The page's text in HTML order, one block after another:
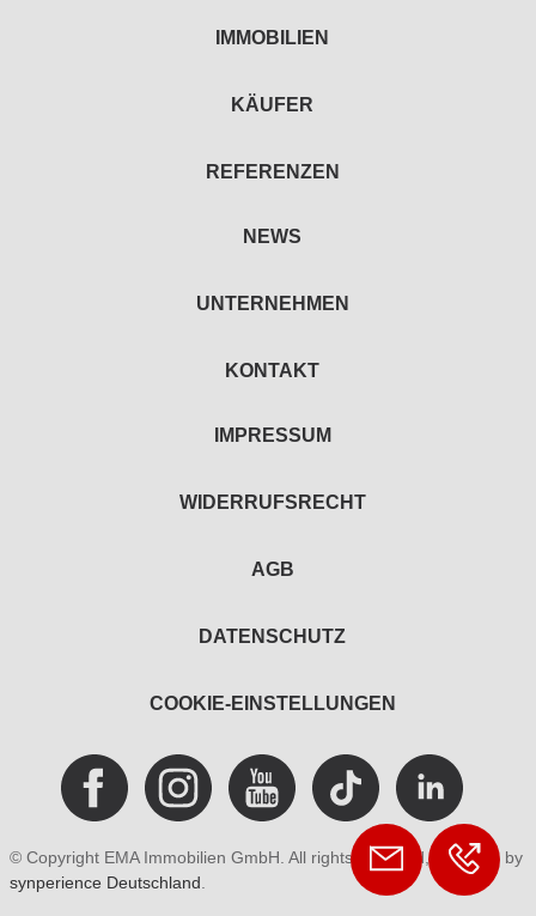
IMMOBILIEN
KÄUFER
REFERENZEN
NEWS
UNTERNEHMEN
KONTAKT
IMPRESSUM
WIDERRUFSRECHT
AGB
DATENSCHUTZ
COOKIE-EINSTELLUNGEN
© Copyright EMA Immobilien GmbH. All rights reserved, powered by
synperience Deutschland